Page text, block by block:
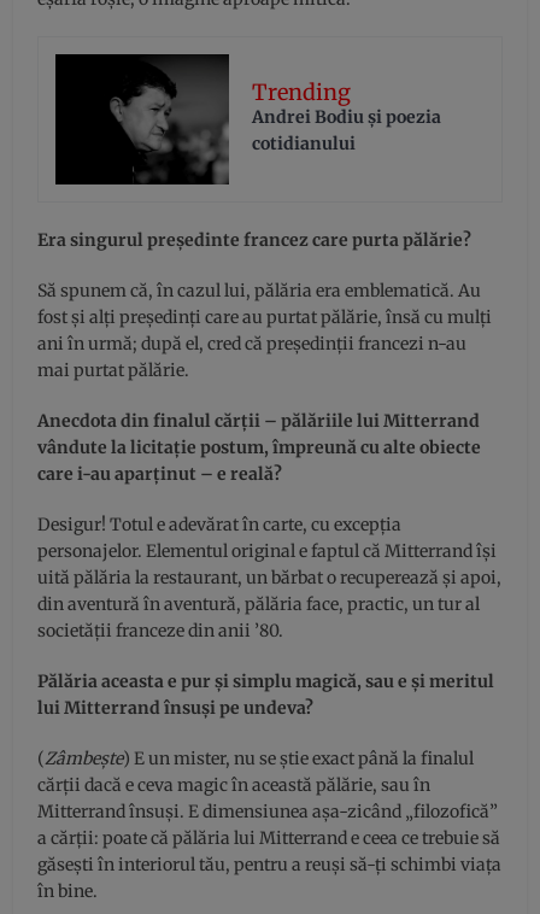
Trending
Andrei Bodiu şi poezia
cotidianului
Era singurul preşedinte francez care purta pălărie?
Să spunem că, în cazul lui, pălăria era emblematică. Au
fost şi alţi preşedinţi care au purtat pălărie, însă cu mulţi
ani în urmă; după el, cred că preşedinţii francezi n-au
mai purtat pălărie.
Anecdota din finalul cărţii – pălăriile lui Mitterrand
vândute la licitaţie postum, împreună cu alte obiecte
care i-au aparţinut – e reală?
Desigur! Totul e adevărat în carte, cu excepţia
personajelor. Elementul original e faptul că Mitterrand îşi
uită pălăria la restaurant, un bărbat o recuperează şi apoi,
din aventură în aventură, pălăria face, practic, un tur al
societăţii franceze din anii ’80.
Pălăria aceasta e pur şi simplu magică, sau e şi meritul
lui Mitterrand însuşi pe undeva?
(Zâmbeşte) E un mister, nu se ştie exact până la finalul
cărţii dacă e ceva magic în această pălărie, sau în
Mitterrand însuşi. E dimensiunea aşa-zicând „filozofică”
a cărţii: poate că pălăria lui Mitterrand e ceea ce trebuie să
găseşti în interiorul tău, pentru a reuşi să-ţi schimbi viaţa
în bine.